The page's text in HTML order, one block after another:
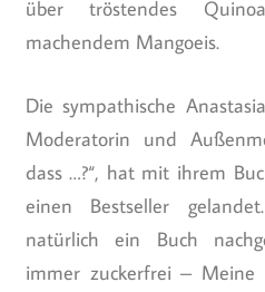
über tröstendes
machendem Mangoeis.
Die sympathische
Moderatorin und
dass …?“, hat mit ihrem
einen Bestseller
natürlich ein Buch
immer zuckerfrei – Meine